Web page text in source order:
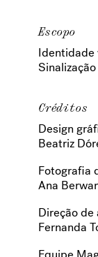
Escopo
Identidade
Sinalização
Créditos
Design
Beatriz
Fotografia
Ana
Direção de
Fernanda